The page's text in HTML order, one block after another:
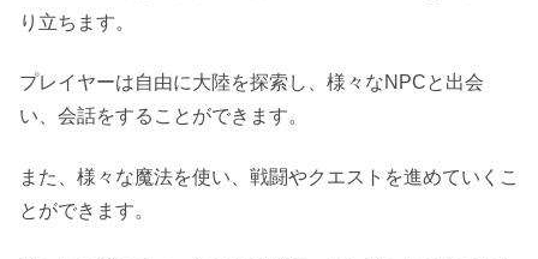
り立ちます。
プレイヤーは自由に大陸を探索し、様々なNPCと出会
い、会話をすることができます。
また、様々な魔法を使い、戦闘やクエストを進めていくこ
とができます。